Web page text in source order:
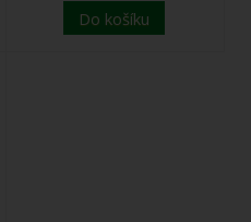
Do košíku